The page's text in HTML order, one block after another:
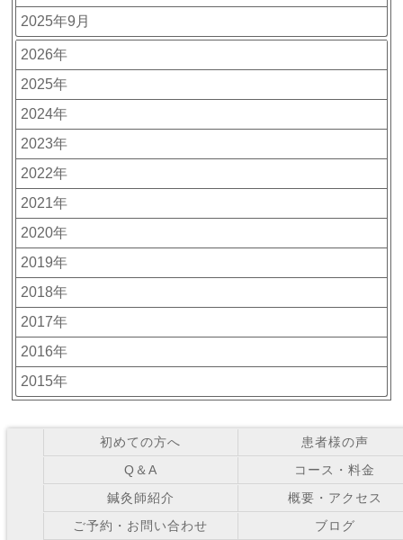
2025年9月
2026年
2025年
2024年
2023年
2022年
2021年
2020年
2019年
2018年
2017年
2016年
2015年
初めての方へ
患者様の声
Q＆A
コース・料金
鍼灸師紹介
概要・アクセス
ご予約・お問い合わせ
ブログ